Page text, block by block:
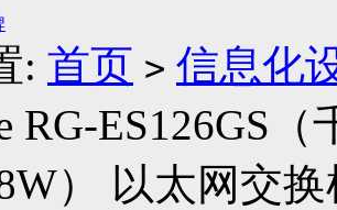
: 首页 > 信息化
RG-ES126GS
） 以太网交换